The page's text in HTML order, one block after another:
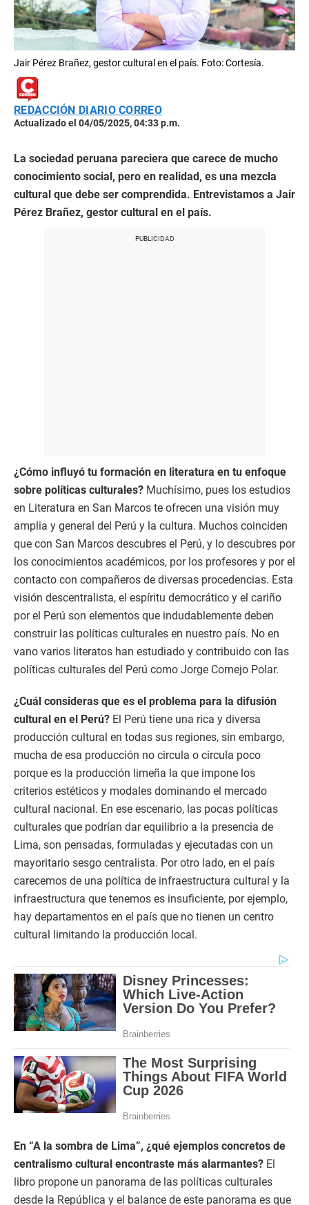
Jair Pérez Brañez, gestor cultural en el país. Foto: Cortesía.
REDACCIÓN DIARIO CORREO
Actualizado el 04/05/2025, 04:33 p.m.
La sociedad peruana pareciera que carece de mucho
conocimiento social, pero en realidad, es una mezcla
cultural que debe ser comprendida. Entrevistamos a Jair
Pérez Brañez, gestor cultural en el país.
¿Cómo influyó tu formación en literatura en tu enfoque
sobre políticas culturales? Muchísimo, pues los estudios
en Literatura en San Marcos te ofrecen una visión muy
amplia y general del Perú y la cultura. Muchos coinciden
que con San Marcos descubres el Perú, y lo descubres por
los conocimientos académicos, por los profesores y por el
contacto con compañeros de diversas procedencias. Esta
visión descentralista, el espíritu democrático y el cariño
por el Perú son elementos que indudablemente deben
construir las políticas culturales en nuestro país. No en
vano varios literatos han estudiado y contribuido con las
políticas culturales del Perú como Jorge Cornejo Polar.
¿Cuál consideras que es el problema para la difusión
cultural en el Perú? El Perú tiene una rica y diversa
producción cultural en todas sus regiones, sin embargo,
mucha de esa producción no circula o circula poco
porque es la producción limeña la que impone los
criterios estéticos y modales dominando el mercado
cultural nacional. En ese escenario, las pocas políticas
culturales que podrían dar equilibrio a la presencia de
Lima, son pensadas, formuladas y ejecutadas con un
mayoritario sesgo centralista. Por otro lado, en el país
carecemos de una política de infraestructura cultural y la
infraestructura que tenemos es insuficiente, por ejemplo,
hay departamentos en el país que no tienen un centro
cultural limitando la producción local.
En “A la sombra de Lima”, ¿qué ejemplos concretos de
centralismo cultural encontraste más alarmantes? El
libro propone un panorama de las políticas culturales
desde la República y el balance de este panorama es que